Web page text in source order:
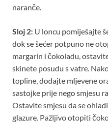
naranče.
Sloj 2: U loncu pomiješajte
dok se šećer potpuno ne
margarin i čokoladu,
skinete posudu s vatre.
topline, dodajte mljevene
sastojke prije nego smjesu
Ostavite smjesu da se
glazure. Pažljivo otopiti